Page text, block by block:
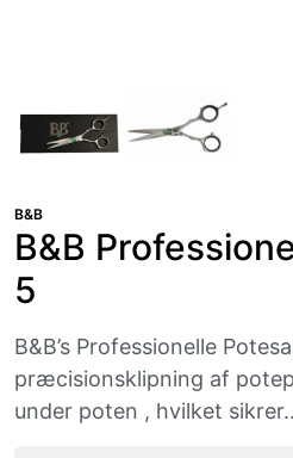
B&B
B&B
5
B&B’s Professionelle
præcisionsklipning af
under poten , hvilket